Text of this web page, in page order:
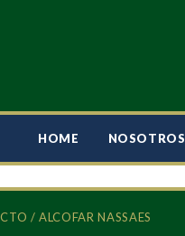
HOME NOSOTROS
/ ALCOFAR NASSAES